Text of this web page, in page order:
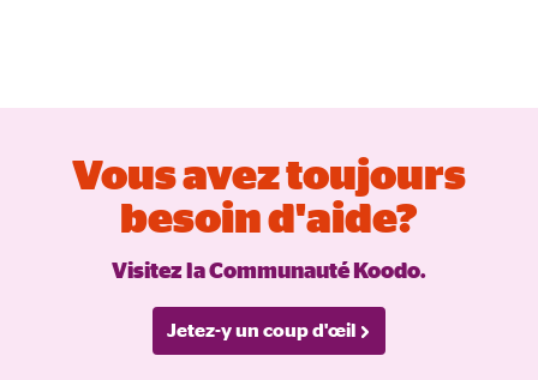
Vous avez toujours
besoin d'aide?
Visitez la Communauté Koodo.
Jetez-y un coup d'œil